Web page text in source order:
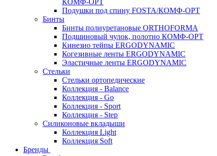
КОМФ-ОРТ
Подушки под спину FOSTA/КОМФ-ОРТ
Бинты
Бинты полиуретановые ORTHOFORMA
Подшиновый чулок, полотно КОМФ-ОРТ
Кинезио тейпы ERGODYNAMIC
Когезивные ленты ERGODYNAMIC
Эластичные ленты ERGODYNAMIC
Стельки
Стельки ортопедические
Коллекция - Balance
Коллекция - Go
Коллекция - Sport
Коллекция - Step
Силиконовые вкладыши
Коллекция Light
Коллекция Soft
Бренды